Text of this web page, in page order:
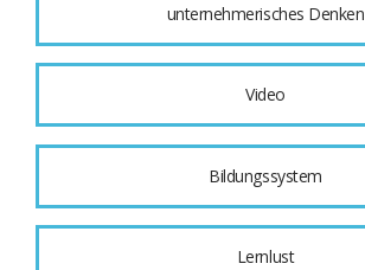
unternehmerisches Denken
Video
Bildungssystem
Lernlust